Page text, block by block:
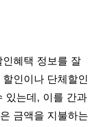
혜택 정보를 잘
인이나 단체할인
있는데, 이를 간과
금액을 지불하는